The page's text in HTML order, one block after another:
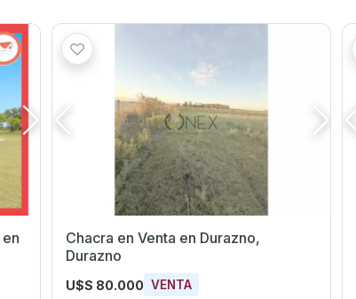
Chacra en Venta en Durazno,
Durazno
U$S 80.000 VENTA